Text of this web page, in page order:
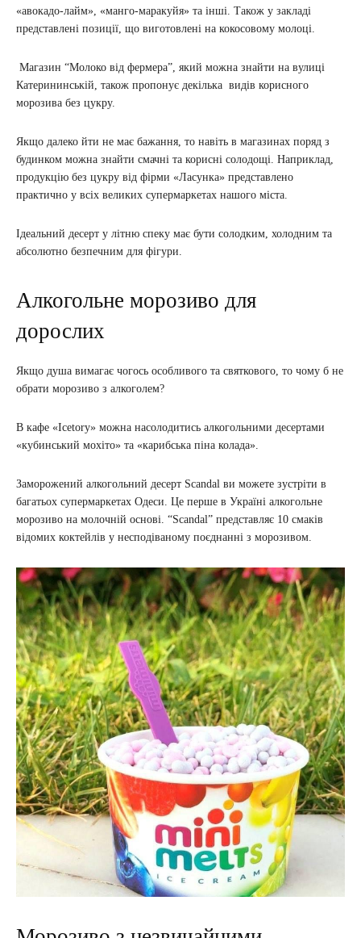
«авокадо-лайм», «манго-маракуйя» та інші. Також у закладі
представлені позиції, що виготовлені на кокосовому молоці.
Магазин “Молоко від фермера”, який можна знайти на вулиці
Катерининській, також пропонує декілька видів корисного
морозива без цукру.
Якщо далеко йти не має бажання, то навіть в магазинах поряд з
будинком можна знайти смачні та корисні солодощі. Наприклад,
продукцію без цукру від фірми «Ласунка» представлено
практично у всіх великих супермаркетах нашого міста.
Ідеальний десерт у літню спеку має бути солодким, холодним та
абсолютно безпечним для фігури.
Алкогольне морозиво для
дорослих
Якщо душа вимагає чогось особливого та святкового, то чому б не
обрати морозиво з алкоголем?
В кафе «Icetory» можна насолодитись алкогольними десертами
«кубинський мохіто» та «карибська піна колада».
Заморожений алкогольний десерт Scandal ви можете зустріти в
багатьох супермаркетах Одеси. Це перше в Україні алкогольне
морозиво на молочній основі. “Scandal” представляє 10 смаків
відомих коктейлів у несподіваному поєднанні з морозивом.